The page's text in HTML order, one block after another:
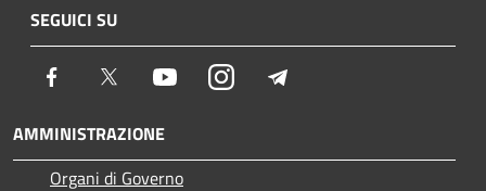
SEGUICI SU
Facebook Twitter YoutubeInstagram
AMMINISTRAZIONE
Organi di Governo